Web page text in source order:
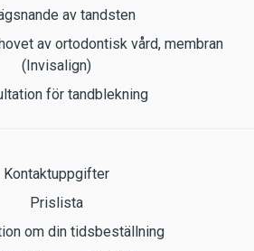
av tandsten
av ortodontisk vård, membran
(Invisalign)
för tandblekning
Kontaktuppgifter
Prislista
om din tidsbeställning